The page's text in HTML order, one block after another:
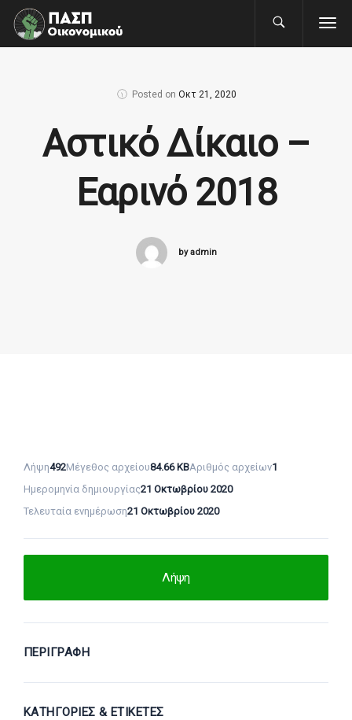
Posted on Οκτ 21, 2020
Αστικό Δίκαιο –
Εαρινό 2018
by admin
Λήψη492Μέγεθος αρχείου84.66 KBΑριθμός αρχείων1
Ημερομηνία δημιουργίας21 Οκτωβρίου 2020
Τελευταία ενημέρωση21 Οκτωβρίου 2020
Λήψη
ΠΕΡΙΓΡΑΦΉ
ΚΑΤΗΓΟΡΊΕΣ & ΕΤΙΚΈΤΕΣ